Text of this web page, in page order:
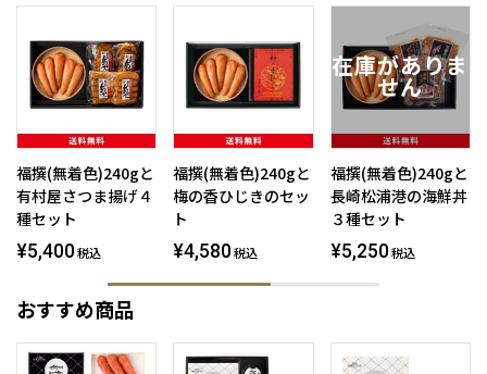
福撰(無着色)240gと
有村屋さつま揚げ４
種セット
¥5,400 税込
福撰(無着色)240gと
梅の香ひじきのセッ
ト
¥4,580 税込
福撰(無着色)240gと
長崎松浦港の海鮮丼
３種セット
¥5,250 税込
おすすめ商品